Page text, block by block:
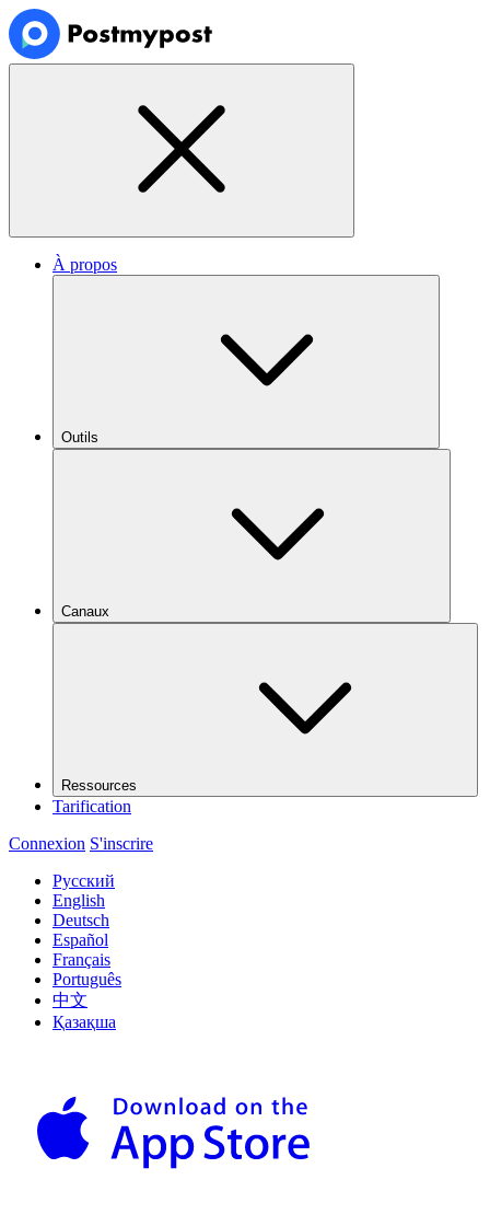
À propos
Outils
Canaux
Ressources
Tarification
Connexion S'inscrire
Русский
English
Deutsch
Español
Français
Português
中文
Қазақша